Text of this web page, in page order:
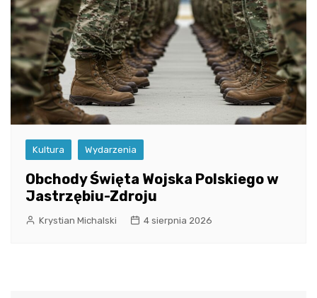
Kultura Wydarzenia
Obchody Święta Wojska Polskiego w
Jastrzębiu-Zdroju
Krystian Michalski 4 sierpnia 2026